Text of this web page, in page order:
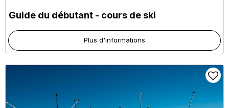
Guide du débutant - cours de ski
Plus d'informations